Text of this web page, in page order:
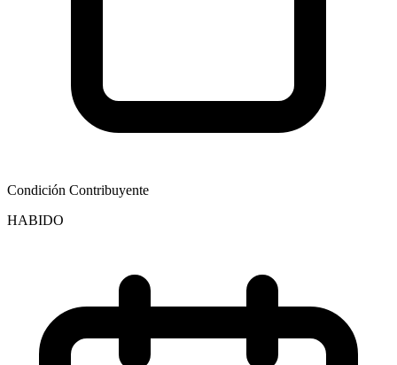
Condición Contribuyente
HABIDO